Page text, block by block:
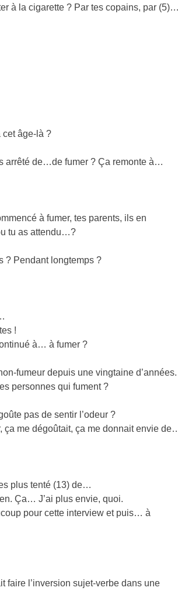
à la cigarette ? Par tes copains, par
âge-là ?
arrêté de…de fumer ? Ça remonte à…
à fumer, tes parents, ils en
tu as attendu…?
? Pendant longtemps ?
!
à… à fumer ?
fumeur depuis une vingtaine d’années.
personnes qui fument ?
pas de sentir l’odeur ?
ça me dégoûtait, ça me donnait envie
plus tenté (13) de…
Ça… J’ai plus envie, quoi.
pour cette interview et puis… à
faire l’inversion sujet-verbe dans une